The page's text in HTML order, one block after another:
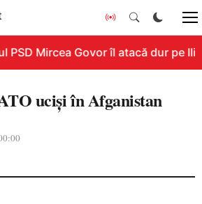
PSD Mircea Govor îl atacă dur pe
ucişi în Afganistan